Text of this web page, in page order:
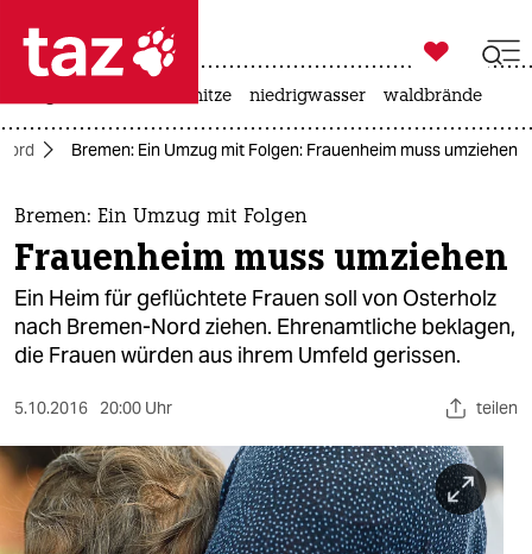
 taz zahl ich
taz zahl ich
themen
politik
öko
sport
berlin

taz zahl ich
hitze niedrigwasser waldbrände
Bremen: Ein Umzug mit Folgen: Frauenheim muss umziehen
Bremen: Ein Umzug mit Folgen
Frauenheim muss umziehen
Ein Heim für geflüchtete Frauen soll von Osterholz
nach Bremen-Nord ziehen. Ehrenamtliche beklagen,
die Frauen würden aus ihrem Umfeld gerissen.
5.10.2016 20:00 Uhr teilen